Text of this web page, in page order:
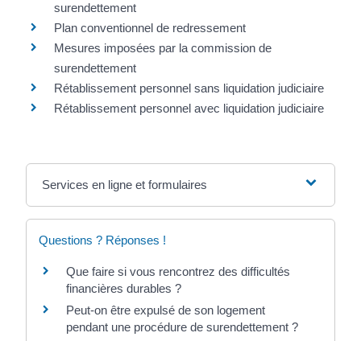
surendettement
Plan conventionnel de redressement
Mesures imposées par la commission de
surendettement
Rétablissement personnel sans liquidation judiciaire
Rétablissement personnel avec liquidation judiciaire
Services en ligne et formulaires
Questions ? Réponses !
Que faire si vous rencontrez des difficultés
financières durables ?
Peut-on être expulsé de son logement
pendant une procédure de surendettement ?